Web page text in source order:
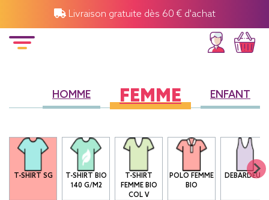
Livraison gratuite dès 60 € d'achat
HOMME FEMME ENFANT
T-SHIRT SG
T-SHIRT BIO
140 G/M2
T-SHIRT
FEMME BIO
COL V
POLO FEMME
BIO
DEBARDEUR